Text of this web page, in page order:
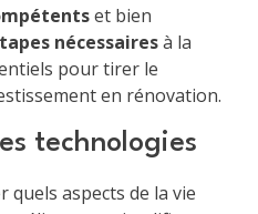
et bien
nécessairesà la
pour tirer le
en rénovation.
technologies
quels aspects de la vie